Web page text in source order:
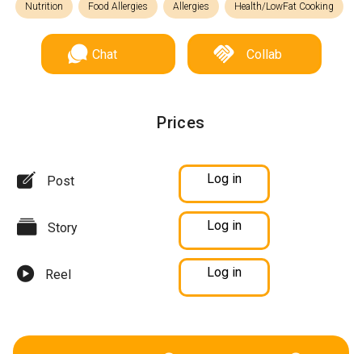
Nutrition Food Allergies Allergies Health/LowFat Cooking
Chat Collab
Prices
Post Log in
Story Log in
Reel Log in